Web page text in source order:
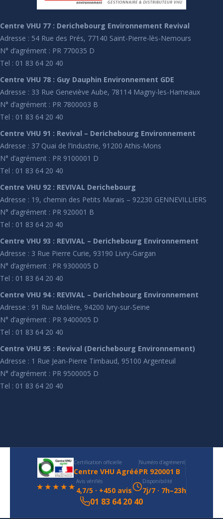
Centre VHU 77 : Derichebourg Environnement Revival
Adresse : 54 Rue des Prés, 77140 Saint-Pierre-lès-Nemours
N° d’agrément : PR 770035 D
Tel : 01 83 64 20 40
Centre VHU 78 : Guy Dauphin Environnement GDE
Adresse : 33 Rue Geneviève Aube, 78114 Magny-les-Hameaux
N° d’agrément : PR 7800003 B
Tel : 01 83 64 20 40
Centre VHU 91 : Revival – Derichebourg Environnement
Adresse : 37 Quai de l’Industrie, 91200 Athis-Mons
N° d’agrément : PR 9100001 D
Tel : 01 83 64 20 40
Centre VHU 92 : REVIVAL Derichebourg
Adresse : 19, chemin des Petits Marais – 92230 GENNEVILLIERS
N° d’agrément : PR 920001 B
Tel : 01 83 64 20 40
Centre VHU 93 : REVIVAL – Derichebourg Environnement
Adresse : 3 Rue Pierre Curie, 93190 Livry-Gargan
N° d’agrément : PR 9300005 D
Tel : 01 83 64 20 40
Centre VHU 94 : REVIVAL – Derichebourg Environnement
Adresse : 91 Rue Molière, 94200 Ivry-sur-Seine
N° d’agrément : PR 9400005 D
Tel : 01 83 64 20 40
Centre VHU 95 : Revival (Derichebourg Environnement)
Adresse : 1 Rue Jean-Pierre Timbaud, 95100 Argenteuil
N° d’agrément : PR 9500005 D
Tel : 01 83 64 20 40
Certification officielle
Centre VHU Agréé
Numéro d'agrément
PR 920001 B
★★★★★ Avis vérifiés
4,7/5 · +450 avis
Disponibilité
7j/7 · 7h–23h
01 83 64 20 40